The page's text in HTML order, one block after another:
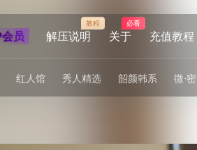
员 解压说明
教程
关于
必看
充值教程
红人馆 秀人精选 韶颜韩系 微⋅密